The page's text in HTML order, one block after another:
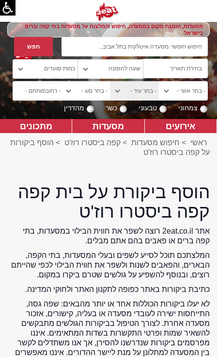
מסעדות, הזמנת מקום במסעדה, חיפוש והמלצות על מסעדות בתי קפה וברים
בישראל
צמחוני טבעוני כשר מהדרין
אירועים מסעדות מתכונים
ראשי > חיפוש מסעדות > קפה ביסטרו רוז'ט > הוסף ביקורות
על קפה ביסטרו רוז'ט
הוסף ביקורת על בית קפה
קפה ביסטרו רוז'ט
אתר 2eat.co.il רוצה לשפר את חווית הבילוי במסעדות, בתי
קפה ברים או פאבים בהם אתם מבלים.
המלצתכם תוכל לסייע לשפים ובעלי המסעדות, בתי הקפה,
הבארים, והפאבים לשנות ולשפר את חווית הבילוי לכפי שהייתם
רוצים, ובנוסף להשפיע על גולשים שטרם ביקרו במקום.
כתיבת ביקורות באתר כפופה לתקנון האתר ולחוקי המדינה.
לא יעלו ביקורות הכוללות אחד או יותר מהבאים: שפה גסה,
התייחסות ישירה לעובדי מסעדה או בעליה, קישורים, אזכור
מסעדה אחרת. לצורך הטיפול בביקורות הגולשים מתבקשים
להשאיר שמות ופרטי התקשרות בשדות המתאימים. איננו
מפרסמים ביקורות שנדרשנו להסירן, אך אנו משתדלים לקשר
בין המסעדה למתלונן על מנת ליישר ההדורים. איננו מאפשרים